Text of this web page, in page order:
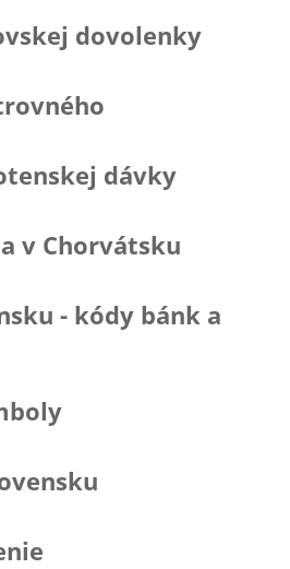
dovolenky
dávky
v Chorvátsku
- kódy bánk a